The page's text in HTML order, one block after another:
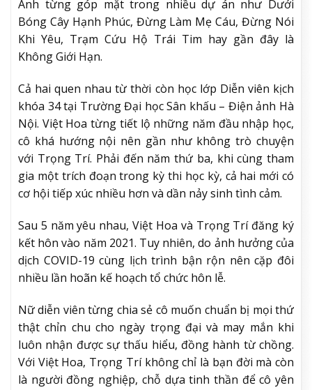
Anh từng góp mặt trong nhiều dự án như Dưới
Bóng Cây Hạnh Phúc, Đừng Làm Mẹ Cáu, Đừng Nói
Khi Yêu, Trạm Cứu Hộ Trái Tim hay gần đây là
Không Giới Hạn.
Cả hai quen nhau từ thời còn học lớp Diễn viên kịch
khóa 34 tại Trường Đại học Sân khấu – Điện ảnh Hà
Nội. Việt Hoa từng tiết lộ những năm đầu nhập học,
cô khá hướng nội nên gần như không trò chuyện
với Trọng Trí. Phải đến năm thứ ba, khi cùng tham
gia một trích đoạn trong kỳ thi học kỳ, cả hai mới có
cơ hội tiếp xúc nhiều hơn và dần nảy sinh tình cảm.
Sau 5 năm yêu nhau, Việt Hoa và Trọng Trí đăng ký
kết hôn vào năm 2021. Tuy nhiên, do ảnh hưởng của
dịch COVID-19 cùng lịch trình bận rộn nên cặp đôi
nhiều lần hoãn kế hoạch tổ chức hôn lễ.
Nữ diễn viên từng chia sẻ cô muốn chuẩn bị mọi thứ
thật chỉn chu cho ngày trọng đại và may mắn khi
luôn nhận được sự thấu hiểu, đồng hành từ chồng.
Với Việt Hoa, Trọng Trí không chỉ là bạn đời mà còn
là người đồng nghiệp, chỗ dựa tinh thần để cô yên